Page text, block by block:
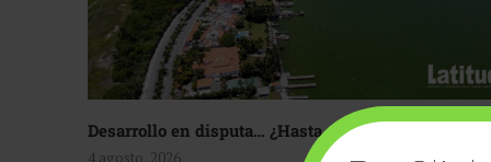
Desarrollo en disputa… ¿Hasta dónde crecer?
4 agosto, 2026